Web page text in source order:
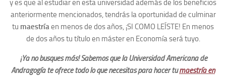
y es que al estudiar en esta universidad además de los beneficios
anteriormente mencionados, tendrás la oportunidad de culminar
tu maestríaen menos de dos años, ¡SI COMO LEÍSTE! En menos
de dos años tu título en máster en Economía será tuyo.
¡Ya no busques más! Sabemos que la Universidad Americana de
Andragogía te ofrece todo lo que necesitas para hacer tumaestría en